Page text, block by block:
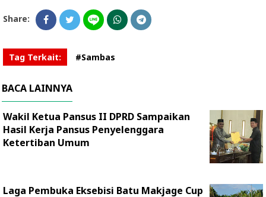
Share:
Tag Terkait: #Sambas
BACA LAINNYA
Wakil Ketua Pansus II DPRD Sampaikan
Hasil Kerja Pansus Penyelenggara
Ketertiban Umum
Laga Pembuka Eksebisi Batu Makjage Cup